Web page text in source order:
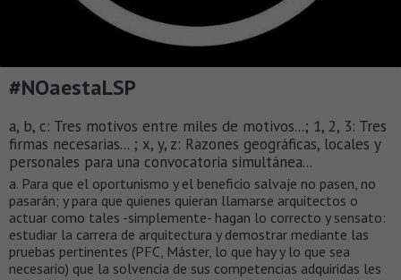
#NOaestaLSP
a, b, c: Tres motivos entre miles de motivos...; 1, 2, 3: Tres
firmas necesarias... ; x, y, z: Razones geográficas, locales y
personales para una convocatoria simultánea...
a. Para que el oportunismo y el beneficio salvaje no pasen, no
pasarán; y para que quienes quieran llamarse arquitectos o
actuar como tales -simplemente- hagan lo correcto y sensato:
estudiar la carrera de arquitectura y demostrar mediante las
pruebas pertinentes (PFC, Máster, lo que hay y lo que sea
necesario) que la solvencia de sus competencias adquiridas les